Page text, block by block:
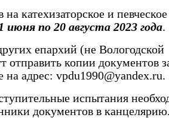
катехизаторское и
июня по 20 августа 2023 года.
епархий (не Вологодской
отправить копии документов
на адрес: vpdu1990@yandex.ru.
испытания
документов в